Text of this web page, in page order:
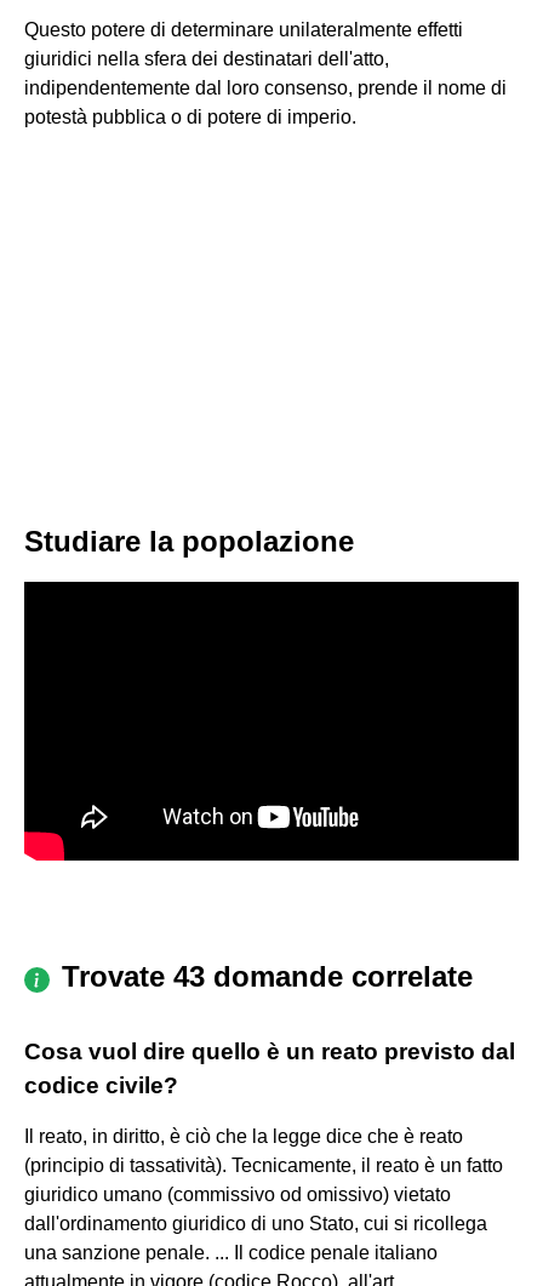
Questo potere di determinare unilateralmente effetti
giuridici nella sfera dei destinatari dell'atto,
indipendentemente dal loro consenso, prende il nome di
potestà pubblica o di potere di imperio.
Studiare la popolazione
Trovate 43 domande correlate
Cosa vuol dire quello è un reato previsto dal
codice civile?
Il reato, in diritto, è ciò che la legge dice che è reato
(principio di tassatività). Tecnicamente, il reato è un fatto
giuridico umano (commissivo od omissivo) vietato
dall'ordinamento giuridico di uno Stato, cui si ricollega
una sanzione penale. ... Il codice penale italiano
attualmente in vigore (codice Rocco), all'art.